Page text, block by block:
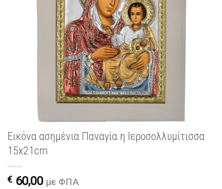
Εικόνα ασημένια Παναγία η Ιεροσολλυμίτισσα
15x21cm
€ 60,00 με ΦΠΑ